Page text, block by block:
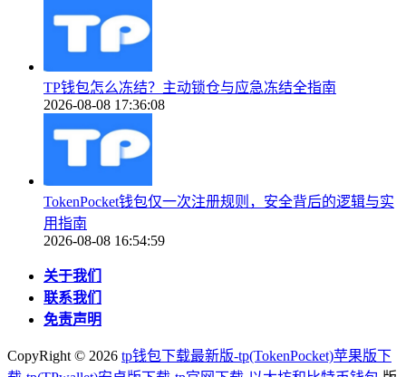
TP钱包怎么冻结？主动锁仓与应急冻结全指南
2026-08-08 17:36:08
TokenPocket钱包仅一次注册规则，安全背后的逻辑与实
用指南
2026-08-08 16:54:59
关于我们
联系我们
免责声明
CopyRight © 2026 tp钱包下载最新版-tp(TokenPocket)苹果版下